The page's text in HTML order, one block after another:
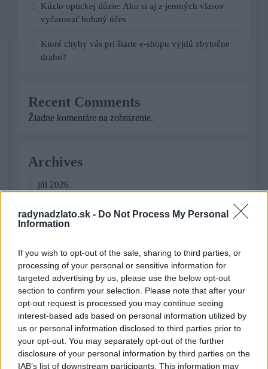
radynadzlato.sk - Do Not Process My Personal
Information
If you wish to opt-out of the sale, sharing to third parties, or
processing of your personal or sensitive information for
targeted advertising by us, please use the below opt-out
section to confirm your selection. Please note that after your
opt-out request is processed you may continue seeing
interest-based ads based on personal information utilized by
us or personal information disclosed to third parties prior to
your opt-out. You may separately opt-out of the further
disclosure of your personal information by third parties on the
IAB’s list of downstream participants. This information may
Kúzlo optickej ilúzie: Ako si aj z jemných vlasov
vyčarovať bohatý účes
Ktoré chyby vás pri štarte e-shopu vyjdú zbytočne
draho?
Recent Comments
Žiadne komentáre na zobrazenie.
Archives
júl 2026
február 2026
november 2025
júl 2025
január 2025
november 2024
október 2024